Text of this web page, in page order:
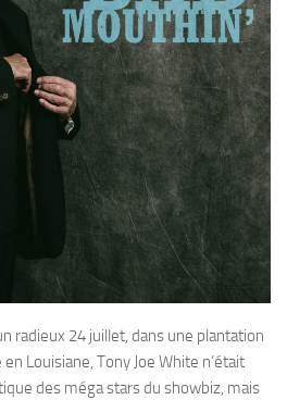
radieux 24 juillet, dans une plantation
Louisiane, Tony Joe White n’était
des méga stars du showbiz, mais